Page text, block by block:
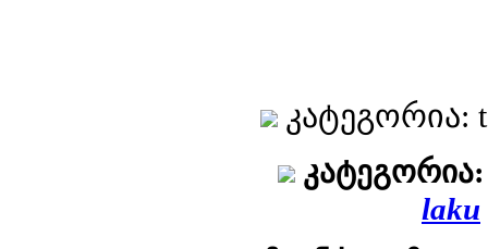
კატეგორია:
კატეგორია:
laku